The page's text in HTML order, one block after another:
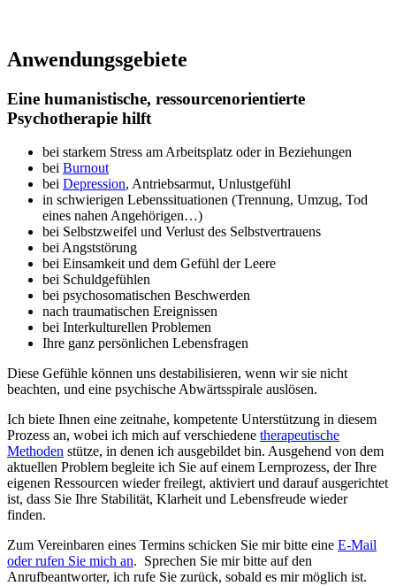
Anwendungsgebiete
Eine humanistische, ressourcenorientierte
Psychotherapie hilft
bei starkem Stress am Arbeitsplatz oder in Beziehungen
bei Burnout
bei Depression, Antriebsarmut, Unlustgefühl
in schwierigen Lebenssituationen (Trennung, Umzug, Tod
eines nahen Angehörigen…)
bei Selbstzweifel und Verlust des Selbstvertrauens
bei Angststörung
bei Einsamkeit und dem Gefühl der Leere
bei Schuldgefühlen
bei psychosomatischen Beschwerden
nach traumatischen Ereignissen
bei Interkulturellen Problemen
Ihre ganz persönlichen Lebensfragen
Diese Gefühle können uns destabilisieren, wenn wir sie nicht
beachten, und eine psychische Abwärtsspirale auslösen.
Ich biete Ihnen eine zeitnahe, kompetente Unterstützung in diesem
Prozess an, wobei ich mich auf verschiedene therapeutische
Methoden stütze, in denen ich ausgebildet bin. Ausgehend von dem
aktuellen Problem begleite ich Sie auf einem Lernprozess, der Ihre
eigenen Ressourcen wieder freilegt, aktiviert und darauf ausgerichtet
ist, dass Sie Ihre Stabilität, Klarheit und Lebensfreude wieder
finden.
Zum Vereinbaren eines Termins schicken Sie mir bitte eine E-Mail
oder rufen Sie mich an. Sprechen Sie mir bitte auf den
Anrufbeantworter, ich rufe Sie zurück, sobald es mir möglich ist.